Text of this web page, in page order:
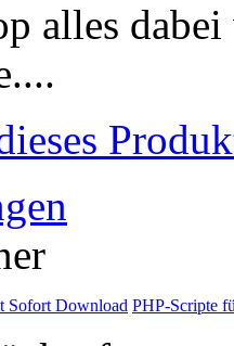
alles
Sofort Download PHP-Scripte